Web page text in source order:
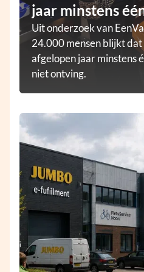
jaar minstens
Uit onderzoek van
24.000 mensen blijkt
afgelopen jaar minstens
niet ontving.